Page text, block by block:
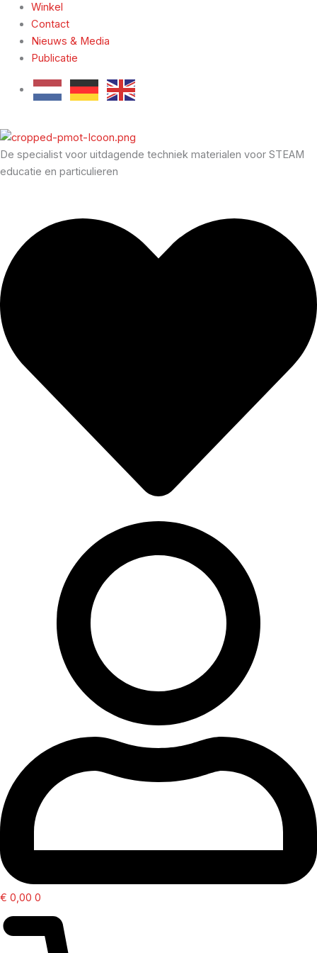
Winkel
Contact
Nieuws & Media
Publicatie
De specialist voor uitdagende techniek materialen voor STEAM
educatie en particulieren
€ 0,00 0